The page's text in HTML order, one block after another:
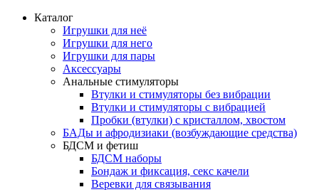
Каталог
Игрушки для неё
Игрушки для него
Игрушки для пары
Аксессуары
Анальные стимуляторы
Втулки и стимуляторы без вибрации
Втулки и стимуляторы с вибрацией
Пробки (втулки) с кристаллом, хвостом
БАДы и афродизиаки (возбуждающие средства)
БДСМ и фетиш
БДСМ наборы
Бондаж и фиксация, секс качели
Веревки для связывания